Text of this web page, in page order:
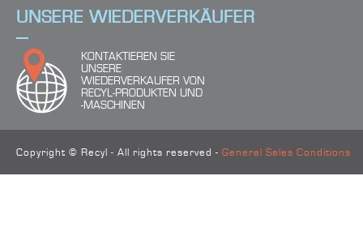
UNSERE WIEDERVERKÄUFER
KONTAKTIEREN SIE
UNSERE
WIEDERVERKAUFER VON
RECYL-PRODUKTEN UND
-MASCHINEN
Copyright © Recyl - All rights reserved - General Sales Conditions